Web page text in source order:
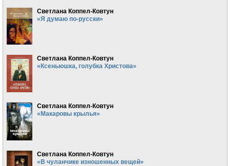
Светлана Коппел-Ковтун
«Я думаю по-русски»
Светлана Коппел-Ковтун
«Ксеньюшка, голубка Христова»
Светлана Коппел-Ковтун
«Макаровы крылья»
Светлана Коппел-Ковтун
«В чуланчике изношенных вещей»